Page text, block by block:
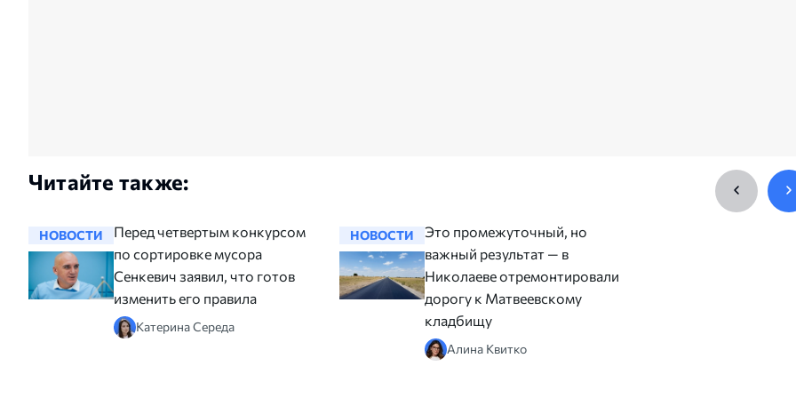
Читайте также:
НОВОСТИ
Перед четвертым конкурсом
по сортировке мусора
Сенкевич заявил, что готов
изменить его правила
Катерина Середа
НОВОСТИ
Это промежуточный, но
важный результат — в
Николаеве отремонтировали
дорогу к Матвеевскому
кладбищу
Алина Квитко